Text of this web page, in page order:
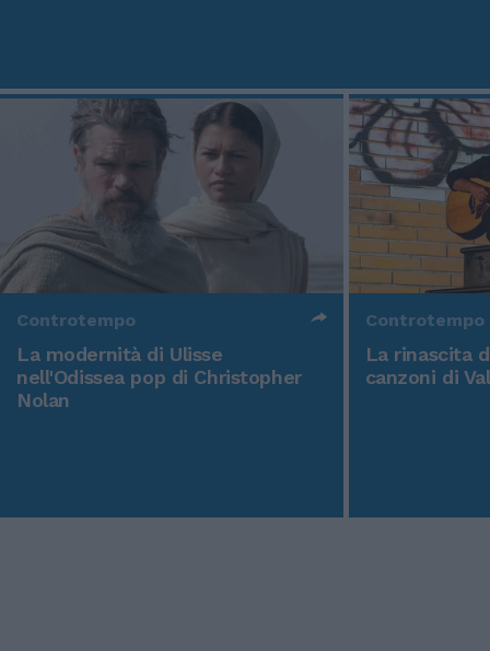
Controtempo
La modernità di Ulisse
nell'Odissea pop di Christopher
Nolan
Controtempo
La rinascita
canzoni di